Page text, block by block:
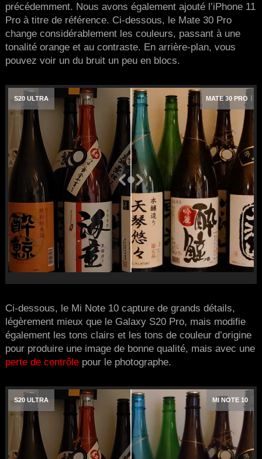
précédemment. Nous avons également ajouté l’iPhone 11
Pro à titre de référence. Ci-dessous, le Mate 30 Pro
change considérablement les couleurs, passant à une
tonalité orange et au contraste. En arrière-plan, vous
pouvez voir un du bruit un peu en blocs.
S20 ULTRA MATE 30 PRO
Ci-dessous, le Mi Note 10 capture de grands détails,
légèrement mieux que le Galaxy S20 Pro, mais modifie
également les tons clairs et les tons de couleur d’origine
pour produire une image de bonne qualité, mais avec une
perte de contrôlepour le photographe.
S20 ULTRA MI NOTE 10